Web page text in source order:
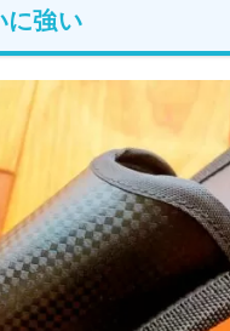
強い